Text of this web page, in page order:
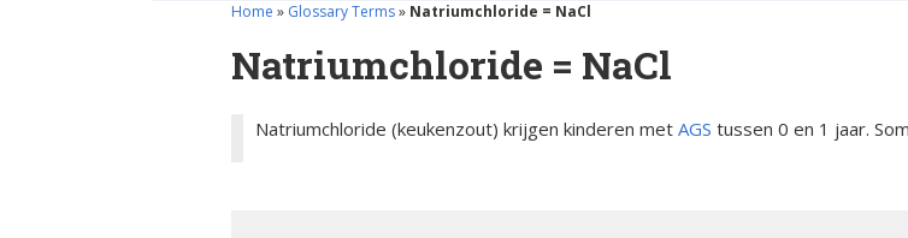
ciën­­tie
bijnierschorsinsufficië
ntie
Secundaire
Bijnier app
Home » Glossary Terms» Natriumchloride = NaCl
Natriumchloride = NaCl
Natriumchloride (keukenzout) krijgen kinderen met AGS tussen 0 en 1 jaar.